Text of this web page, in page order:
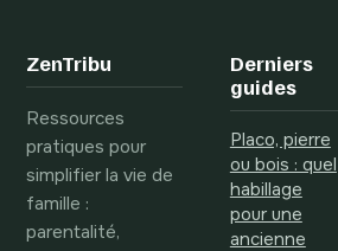
l’espace sonore
éviter
ZenTribu
Ressources
pratiques pour
simplifier la vie de
famille :
parentalité,
Derniers
guides
Placo, pierre
ou bois : quel
habillage
pour une
ancienne